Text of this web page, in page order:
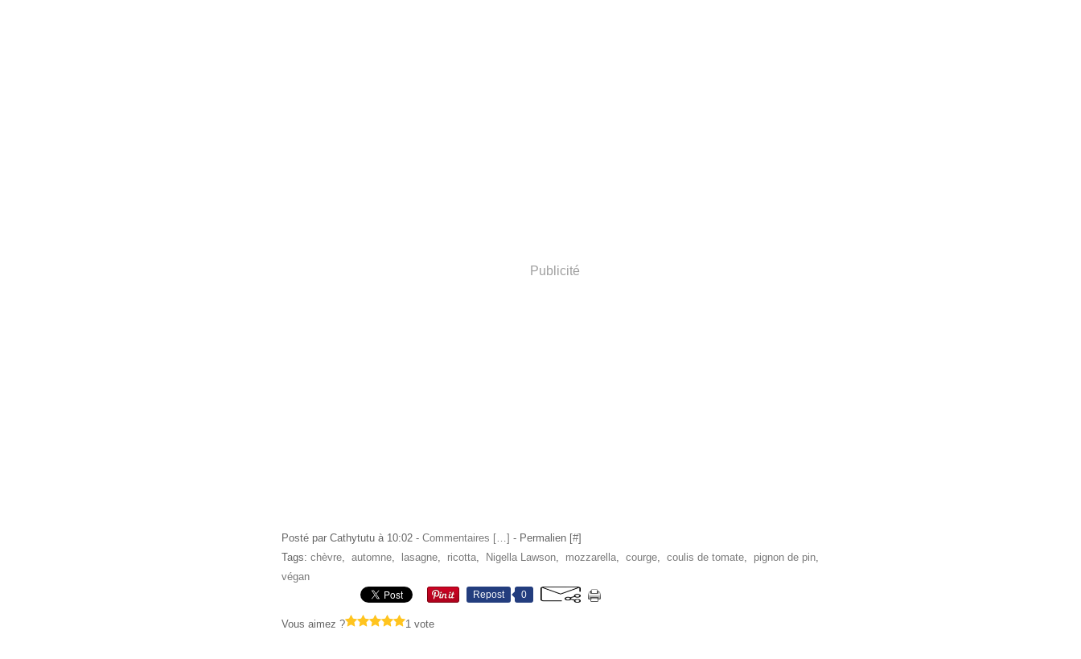
Publicité
Posté par Cathytutu à 10:02 - Commentaires […] - Permalien [#]
Tags: chèvre, automne, lasagne, ricotta, Nigella Lawson, mozzarella, courge, coulis de tomate, pignon de pin,
végan
Repost 0
Vous aimez ? 1 vote